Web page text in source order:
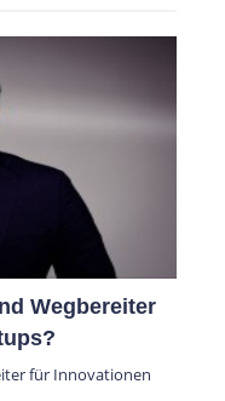
Wegbereiter
für Innovationen